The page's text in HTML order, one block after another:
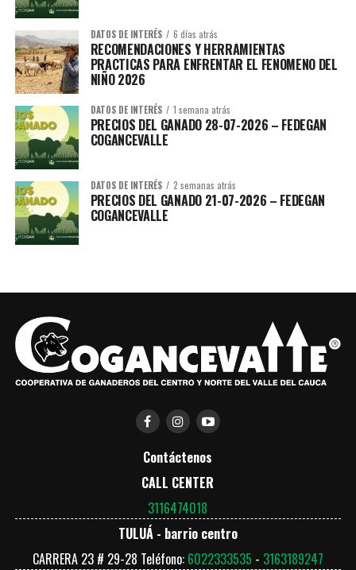
Brochure-Tanques-Agro_compressed-1 Descarga
DATOS DE INTERÉS 6 días atrás
RECOMENDACIONES Y HERRAMIENTAS
PRACTICAS PARA ENFRENTAR EL FENOMENO DEL
NIÑO 2026
DATOS DE INTERÉS 1 semana atrás
PRECIOS DEL GANADO 28-07-2026 – FEDEGAN
COGANCEVALLE
DATOS DE INTERÉS 2 semanas atrás
PRECIOS DEL GANADO 21-07-2026 – FEDEGAN
COGANCEVALLE
Contáctenos
CALL CENTER
3116474018
TULUÁ - barrio centro
CARRERA 23 # 29-28 Teléfono: 6022333535 - 3163189247